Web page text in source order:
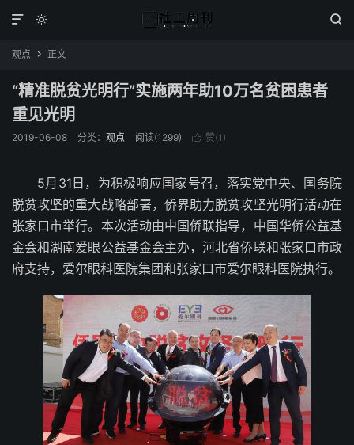
 

观点  正文
“精准脱贫光明行”实施两年助10万名贫困患者
重见光明
2019-06-08 分类： 观点 阅读(1299)  赞(1 )
5月31日，为积极响应国家号召，落实党中央、国务院
脱贫攻坚的重大战略部署，侨界助力脱贫攻坚光明行活动在
张家口市举行。本次活动由中国侨联指导，中国华侨公益基
金会和湖南爱眼公益基金会主办，河北省侨联和张家口市政
府支持，爱尔眼科医院集团和张家口市爱尔眼科医院执行。